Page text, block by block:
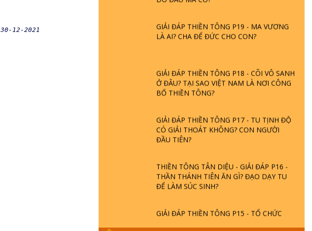
30-12-2021
GIẢI ĐÁP THIỀN TÔNG P19 - MA VƯƠNG
LÀ AI? CHA ĐỂ ĐỨC CHO CON?
GIẢI ĐÁP THIỀN TÔNG P18 - CÕI VÔ SANH
Ở ĐÂU? TẠI SAO VIỆT NAM LÀ NƠI CÔNG
BỐ THIỀN TÔNG?
GIẢI ĐÁP THIỀN TÔNG P17 - TU TỊNH ĐỘ
CÓ GIẢI THOÁT KHÔNG? CON NGƯỜI
ĐẦU TIÊN?
THIỀN TÔNG TÂN DIỆU - GIẢI ĐÁP P16 -
THẦN THÁNH TIÊN ĂN GÌ? ĐẠO DẠY TU
ĐỂ LÀM SÚC SINH?
GIẢI ĐÁP THIỀN TÔNG P15 - TỔ CHỨC
LOÀI CÔ HỒN - GIÁO LÝ ĐẠO PHẬT KHI
NÀO XUẤT BẢN